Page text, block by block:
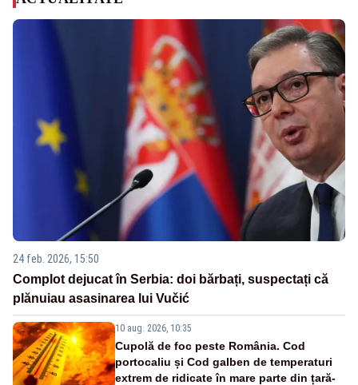
24 feb. 2026, 15:50
Complot dejucat în Serbia: doi bărbați, suspectați că
plănuiau asasinarea lui Vučić
10 aug. 2026, 10:35
Cupolă de foc peste România. Cod
portocaliu și Cod galben de temperaturi
extrem de ridicate în mare parte din țară-